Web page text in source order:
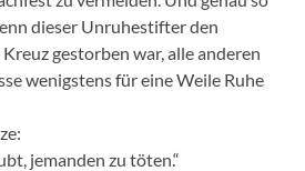
dieser Unruhestifter den
gestorben war, alle anderen
wenigstens für eine Weile Ruhe
jemanden zu töten.“